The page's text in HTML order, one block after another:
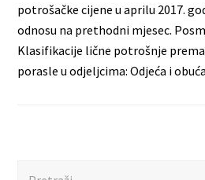
potrošačke cijene u aprilu 2017.
odnosu na prethodni mjesec.
Klasifikacije lične potrošnje
porasle u odjeljcima: Odjeća i